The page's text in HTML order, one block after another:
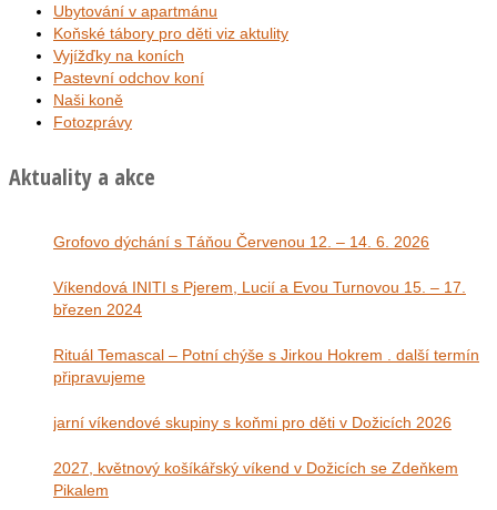
Ubytování v apartmánu
Koňské tábory pro děti viz aktulity
Vyjížďky na koních
Pastevní odchov koní
Naši koně
Fotozprávy
Aktuality a akce
Grofovo dýchání s Táňou Červenou 12. – 14. 6. 2026
Víkendová INITI s Pjerem, Lucií a Evou Turnovou 15. – 17.
březen 2024
Rituál Temascal – Potní chýše s Jirkou Hokrem . další termín
připravujeme
jarní víkendové skupiny s koňmi pro děti v Dožicích 2026
2027, květnový košíkářský víkend v Dožicích se Zdeňkem
Pikalem